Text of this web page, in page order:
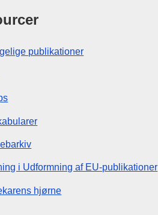
publikationer
i Udformning af EU-publikationer
hjørne